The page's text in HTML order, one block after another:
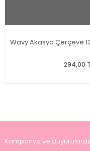
Wavy Akasya Çerçeve
294,00
Kampanya ve